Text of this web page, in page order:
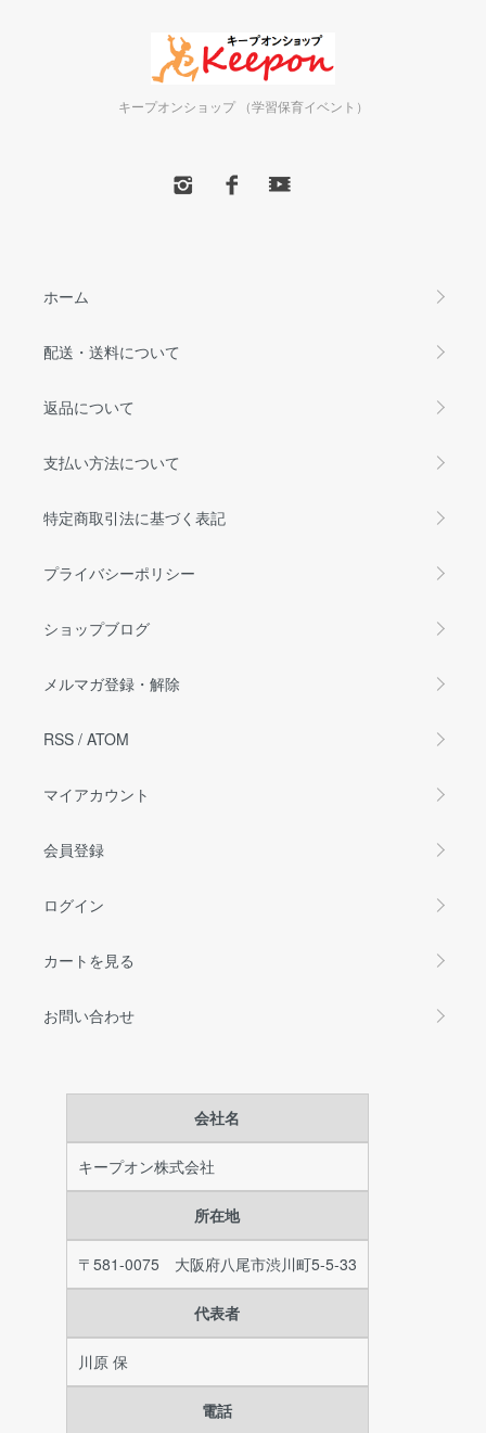
キープオンショップ （学習保育イベント）
ホーム
配送・送料について
返品について
支払い方法について
特定商取引法に基づく表記
プライバシーポリシー
ショップブログ
メルマガ登録・解除
RSS / ATOM
マイアカウント
会員登録
ログイン
カートを見る
お問い合わせ
会社名
キープオン株式会社
所在地
〒581-0075 大阪府八尾市渋川町5-5-33
代表者
川原 保
電話